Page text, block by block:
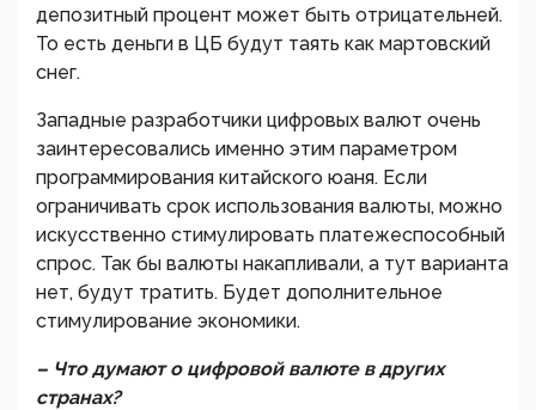
депозитный процент может быть отрицательней.
То есть деньги в ЦБ будут таять как мартовский
снег.
Западные разработчики цифровых валют очень
заинтересовались именно этим параметром
программирования китайского юаня. Если
ограничивать срок использования валюты, можно
искусственно стимулировать платежеспособный
спрос. Так бы валюты накапливали, а тут варианта
нет, будут тратить. Будет дополнительное
стимулирование экономики.
– Что думают о цифровой валюте в других
странах?